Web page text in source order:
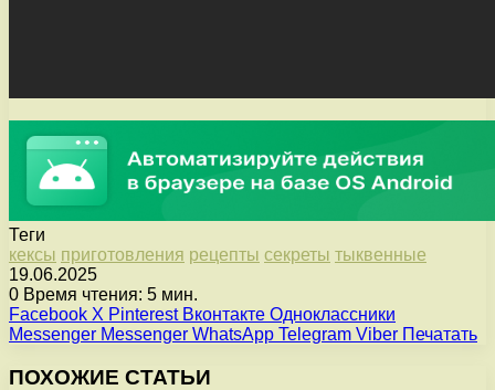
Теги
кексы приготовления рецепты секреты тыквенные
19.06.2025
0 Время чтения: 5 мин.
Facebook X Pinterest Вконтакте Одноклассники
Messenger Messenger WhatsApp Telegram Viber Печатать
ПОХОЖИЕ СТАТЬИ